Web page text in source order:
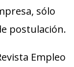
sólo
postulación.
Empleo